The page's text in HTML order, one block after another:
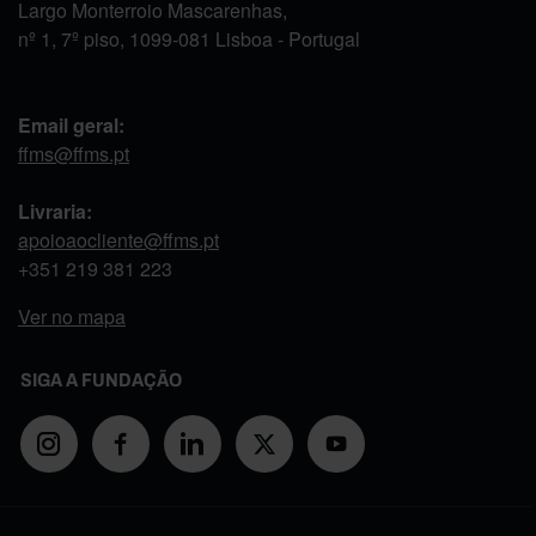
Largo Monterroio Mascarenhas,
nº 1, 7º piso, 1099-081 Lisboa - Portugal
Email geral:
ffms@ffms.pt
Livraria:
apoioaocliente@ffms.pt
+351 219 381 223
Ver no mapa
SIGA A FUNDAÇÃO